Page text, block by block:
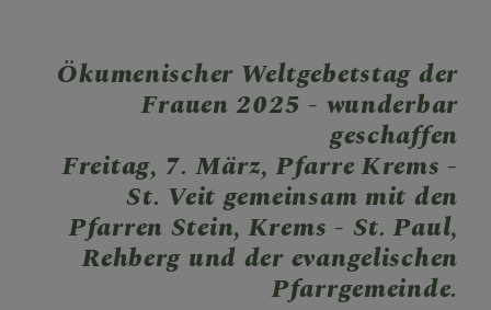
ORTSKAPELLEN UND
IHRE GESCHICHTE
PFARRLEBEN FOTOS
Ökumenischer Weltgebetstag der
Frauen 2025 - wunderbar
geschaffen
Freitag, 7. März, Pfarre Krems -
St. Veit gemeinsam mit den
Pfarren Stein, Krems - St. Paul,
Rehberg und der evangelischen
Pfarrgemeinde.